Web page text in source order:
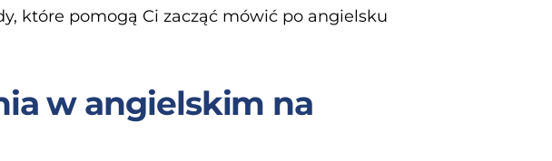
które pomogą Ci zacząć mówić po angielsku
w angielskim na